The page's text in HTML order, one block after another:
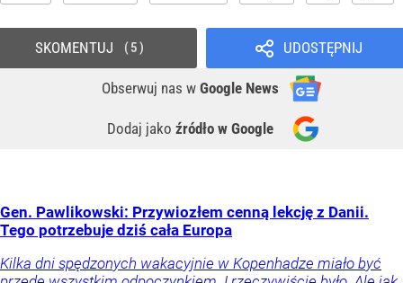
UDOSTĘPNIJ
Obserwuj nas w Google News
Dodaj jako źródło w Google
SKOMENTUJ 5
Gen. Pawlikowski: Przywiozłem cenną lekcję z Danii.
Tego potrzebuje dziś cała Europa
Kilka dni spędzonych wakacyjnie w Kopenhadze miało być